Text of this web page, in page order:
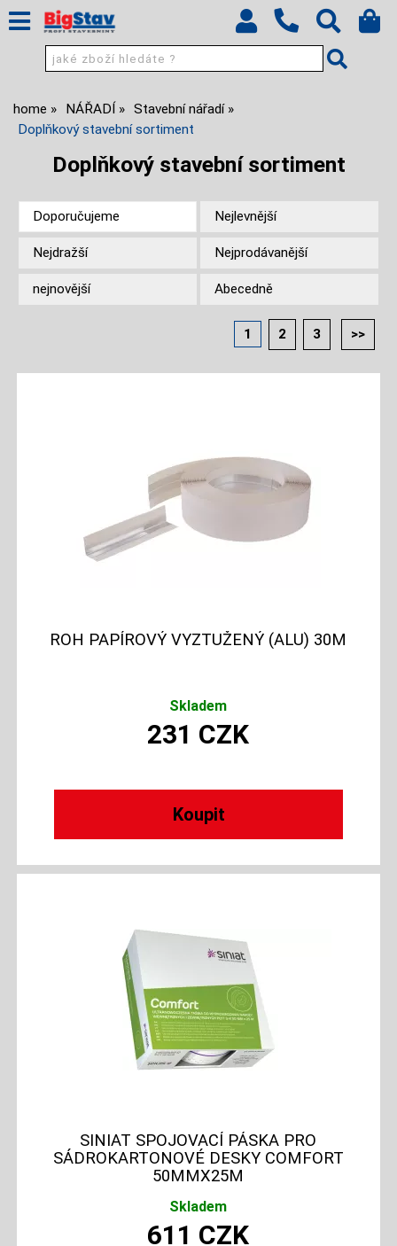
home NÁŘADÍ
Stavební nářadí
Doplňkový stavební sortiment
Doplňkový stavební sortiment
Doporučujeme Nejlevnější
Nejdražší Nejprodávanější
nejnovější Abecedně
1 2 3 >>
ROH PAPÍROVÝ VYZTUŽENÝ (ALU) 30M
Skladem
231 CZK
SINIAT SPOJOVACÍ PÁSKA PRO
SÁDROKARTONOVÉ DESKY COMFORT
50MMX25M
Skladem
611 CZK